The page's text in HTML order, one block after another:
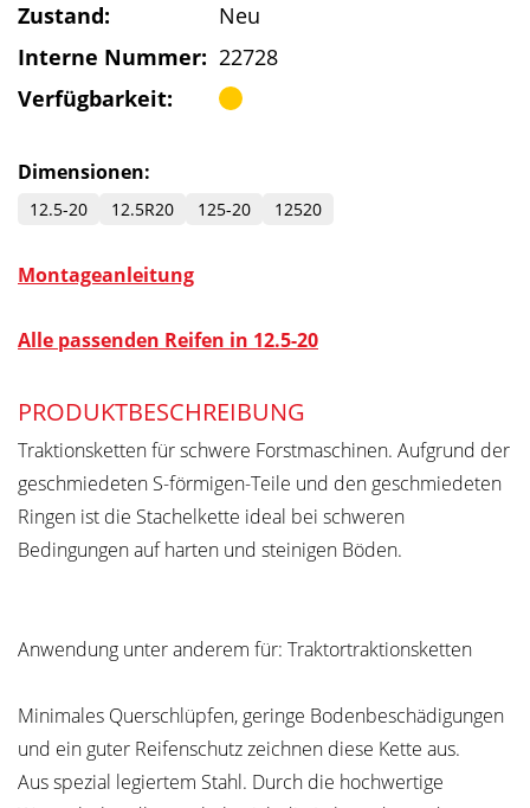
Zustand:
Neu
Interne Nummer: 22728
Verfügbarkeit:
Dimensionen:
12.5-20 12.5R20 125-20 12520
Montageanleitung
Alle passenden Reifen in 12.5-20
PRODUKTBESCHREIBUNG
Traktionsketten für schwere Forstmaschinen. Aufgrund der
geschmiedeten S-förmigen-Teile und den geschmiedeten
Ringen ist die Stachelkette ideal bei schweren
Bedingungen auf harten und steinigen Böden.
Anwendung unter anderem für: Traktortraktionsketten
Minimales Querschlüpfen, geringe Bodenbeschädigungen
und ein guter Reifenschutz zeichnen diese Kette aus.
Aus spezial legiertem Stahl. Durch die hochwertige